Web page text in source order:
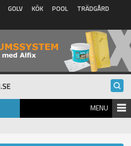
GOLV KÖK POOL
TRÄDGÅRD
MENU